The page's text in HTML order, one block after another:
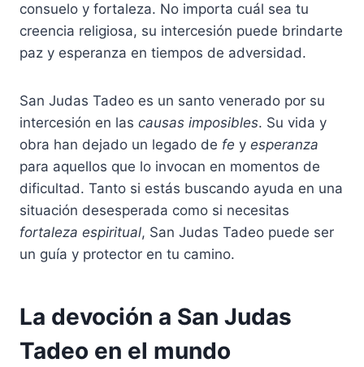
consuelo y fortaleza. No importa cuál sea tu
creencia religiosa, su intercesión puede brindarte
paz y esperanza en tiempos de adversidad.
San Judas Tadeo es un santo venerado por su
intercesión en las causas imposibles. Su vida y
obra han dejado un legado de fe y esperanza
para aquellos que lo invocan en momentos de
dificultad. Tanto si estás buscando ayuda en una
situación desesperada como si necesitas
fortaleza espiritual, San Judas Tadeo puede ser
un guía y protector en tu camino.
La devoción a San Judas
Tadeo en el mundo